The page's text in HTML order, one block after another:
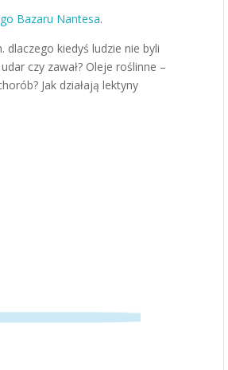
Bazaru Nantesa.
dlaczego kiedyś ludzie nie byli
czy zawał? Oleje roślinne –
Jak działają lektyny